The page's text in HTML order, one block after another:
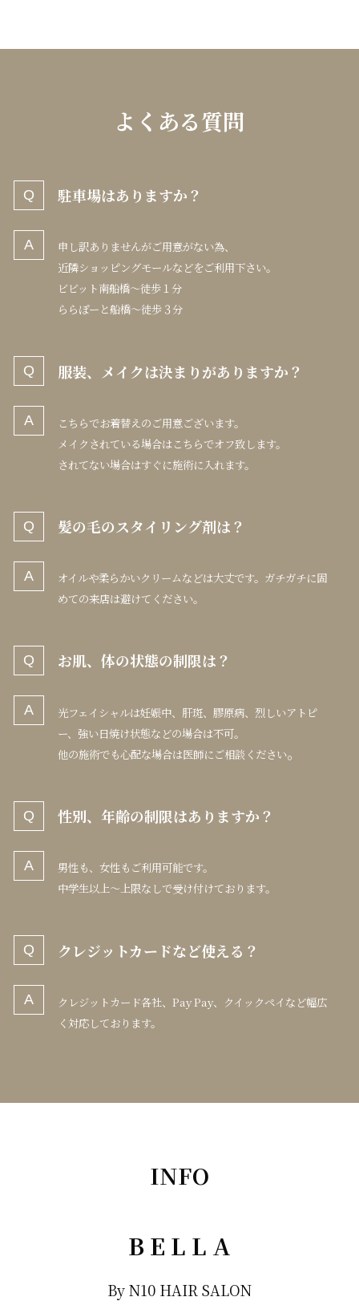
よくある質問
駐車場はありますか？
申し訳ありませんがご用意がない為、
近隣ショッピングモールなどをご利用下さい。
ビビット南船橋〜徒歩１分
ららぽーと船橋〜徒歩３分
服装、メイクは決まりがありますか？
こちらでお着替えのご用意ございます。
メイクされている場合はこちらでオフ致します。
されてない場合はすぐに施術に入れます。
髪の毛のスタイリング剤は？
オイルや柔らかいクリームなどは大丈です。ガチガチに固
めての来店は避けてください。
お肌、体の状態の制限は？
光フェイシャルは妊娠中、肝斑、膠原病、烈しいアトピ
ー、強い日焼け状態などの場合は不可。
他の施術でも心配な場合は医師にご相談ください。
性別、年齢の制限はありますか？
男性も、女性もご利用可能です。
中学生以上〜上限なしで受け付けております。
クレジットカードなど使える？
クレジットカード各社、Pay Pay、クイックペイなど幅広
く対応しております。
INFO
B E L L A
By N10 HAIR SALON